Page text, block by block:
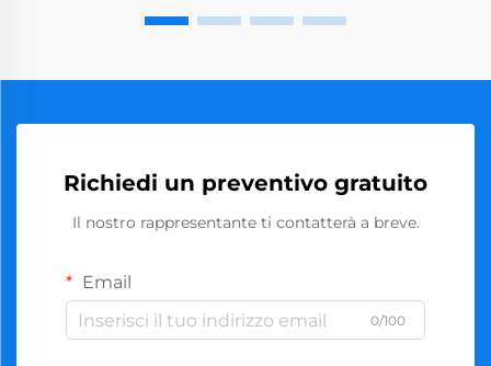
Richiedi un preventivo gratuito
Il nostro rappresentante ti contatterà a breve.
Email
0/100